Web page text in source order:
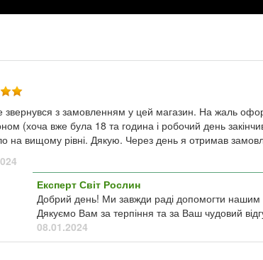
з замовленням у цей магазин. На жаль
(хоча вже була 18 та година і робочий день
на вищому рівні. Дякую. Через день я отримав
Експерт Світ Рослин
Добрий день! Ми завжди раді допомогти нашим
Дякуємо Вам за терпіння та за Ваш чудовий
08.01.2024